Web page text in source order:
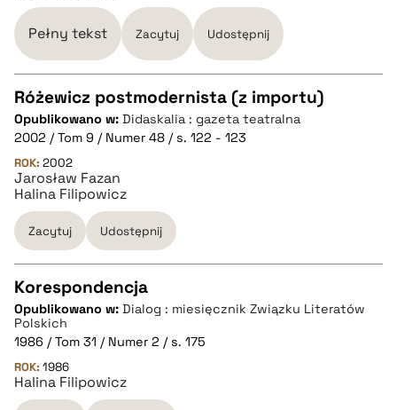
Pełny tekst Zacytuj Udostępnij
CZYSTY TEKST
pobierz cytat
BIBTEX
pobierz cytat
Różewicz postmodernista (z importu)
Opublikowano w: Didaskalia : gazeta teatralna
2002 / Tom 9 / Numer 48 / s. 122 - 123
ROK: 2002
Jarosław Fazan
Halina Filipowicz
Zacytuj Udostępnij
CZYSTY TEKST
pobierz cytat
Korespondencja
Opublikowano w: Dialog : miesięcznik Związku Literatów
Polskich
1986 / Tom 31 / Numer 2 / s. 175
ROK: 1986
Halina Filipowicz